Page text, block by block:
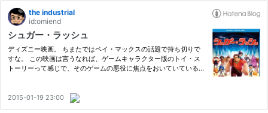
the industrial
id:omiend
シュガー・ラッシュ
ディズニー映画。 ちまたではベイ・マックスの話題で持ち切りで
すな。 この映画は言うなれば、ゲームキャラクター版のトイ・ス
トーリーって感じで、そのゲームの悪役に焦点をおいていている。
2015-01-19 23:00